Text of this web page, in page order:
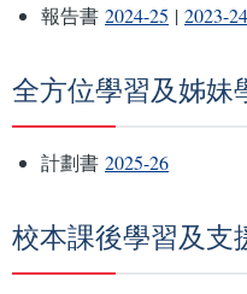
報告書 2024-25 | 2023-24
全方位學習及姊妹
計劃書 2025-26
校本課後學習及支